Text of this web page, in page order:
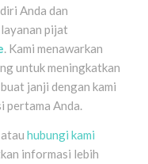
Anda dan
pijat
. Kami menawarkan
untuk meningkatkan
janji dengan kami
pertama Anda.
hubungi kami
informasi lebih